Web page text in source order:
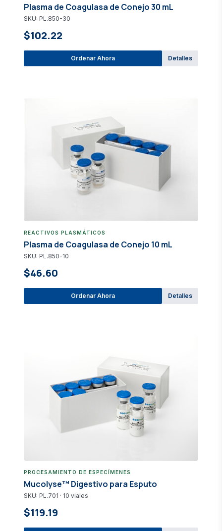
Plasma de Coagulasa de Conejo 30 mL
SKU: PL.850-30
$102.22
Ordenar Ahora Detalles
REACTIVOS PLASMÁTICOS
Plasma de Coagulasa de Conejo 10 mL
SKU: PL.850-10
$46.60
Ordenar Ahora Detalles
PROCESAMIENTO DE ESPECÍMENES
Mucolyse™ Digestivo para Esputo
SKU: PL.701 · 10 viales
$119.19